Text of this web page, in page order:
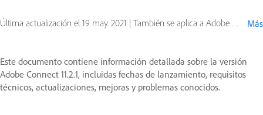
Última actualización el 19 may. 2021 | También se aplica a Adobe Connect 10, Adobe Connect 11 Más
Este documento contiene información detallada sobre la versión
Adobe Connect 11.2.1, incluidas fechas de lanzamiento, requisitos
técnicos, actualizaciones, mejoras y problemas conocidos.